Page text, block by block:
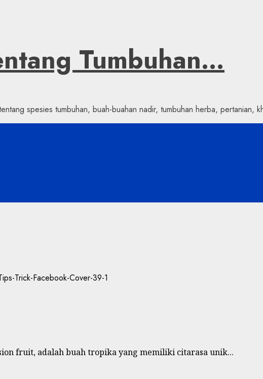
Tumbuhan…
spesies tumbuhan, buah-buahan nadir, tumbuhan herba, pertanian,
fruit, adalah buah tropika yang memiliki citarasa unik...